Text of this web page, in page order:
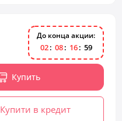
До конца акции:
02 08 16 58
Купить
Купити в кредит